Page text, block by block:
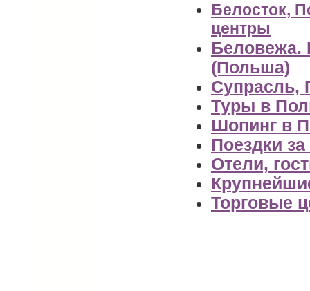
Белосток,
центры
Беловежа.
(Польша)
Супрасль,
Туры в
Шопинг в
Поездки
Отели,
Торговые